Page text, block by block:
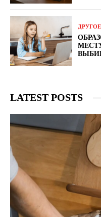
ДРУГОЕ
LATEST POSTS